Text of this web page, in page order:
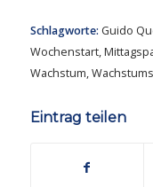
Schlagworte: Guido
Wochenstart,
Wachstum,
Eintrag teilen